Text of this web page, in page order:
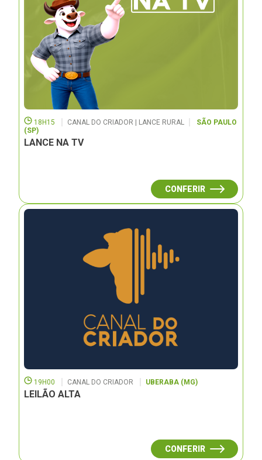
18H15 CANAL DO CRIADOR | LANCE RURAL
SÃO PAULO
(SP)
LANCE NA TV
CONFERIR
19H00 CANAL DO CRIADOR UBERABA (MG)
LEILÃO ALTA
CONFERIR